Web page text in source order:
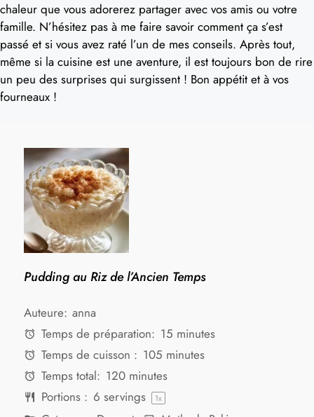
chaleur que vous adorerez partager avec vos amis ou votre
famille. N’hésitez pas à me faire savoir comment ça s’est
passé et si vous avez raté l’un de mes conseils. Après tout,
même si la cuisine est une aventure, il est toujours bon de rire
un peu des surprises qui surgissent ! Bon appétit et à vos
fourneaux !
Pudding au Riz de l’Ancien Temps
Auteure: anna
Temps de préparation: 15 minutes
Temps de cuisson : 105 minutes
Temps total: 120 minutes
Portions : 6 servings 1x